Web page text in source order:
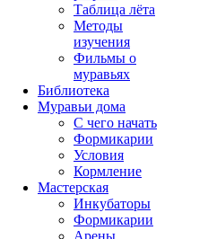
Таблица лёта
Методы
изучения
Фильмы о
муравьях
Библиотека
Муравьи дома
С чего начать
Формикарии
Условия
Кормление
Мастерская
Инкубаторы
Формикарии
Арены